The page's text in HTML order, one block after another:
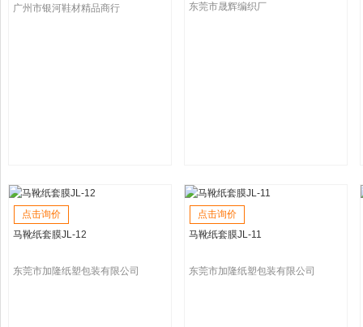
广州市银河鞋材精品商行 东莞市晟辉编织厂
点击询价
马靴纸套膜JL-12
东莞市加隆纸塑包装有限公司
点击询价
马靴纸套膜JL-11
东莞市加隆纸塑包装有限公司